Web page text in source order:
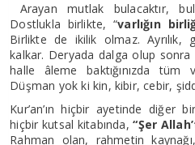
Arayan mutlak bulacaktır,
Dostlukla birlikte, “varlığın
Birlikte de ikilik olmaz. Ayrılık,
kalkar. Deryada dalga olup sonra
halle âleme baktığınızda tüm
Düşman yok ki kin, kibir, cebir,
Kur’an’ın hiçbir ayetinde diğer
hiçbir kutsal kitabında,“Şer
Rahman olan, rahmetin kaynağı,